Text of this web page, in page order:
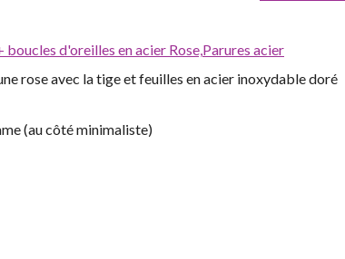
boucles d'oreilles en acier Rose,Parures acier
rose avec la tige et feuilles en acier inoxydable doré
(au côté minimaliste)